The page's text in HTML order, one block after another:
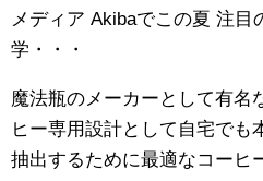
メディア Akibaでこの夏 注目
学・・・
魔法瓶のメーカーとして有名
ヒー専用設計として自宅でも
抽出するために最適なコーヒ